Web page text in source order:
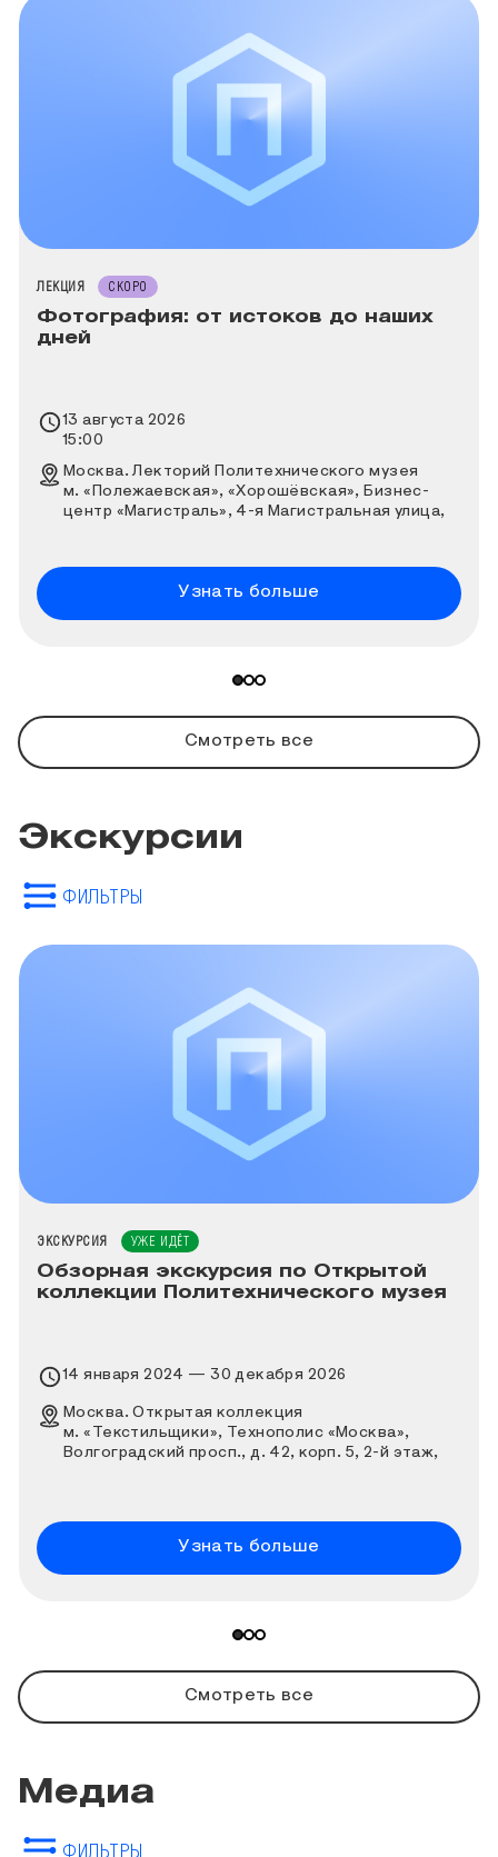
ТИП МЕРОПРИЯТИЯ
ЛЕКЦИЯ
СКОРО
Фотография: от истоков до наших
дней
Время проведения выставки
13 августа 2026
15:00
Место проведения выставки
Москва. Лекторий Политехнического музея
м. «Полежаевская», «Хорошёвская», Бизнес-
центр «Магистраль», 4-я Магистральная улица,
Узнать больше
Смотреть все
Экскурсии
ФИЛЬТРЫ
ТИП МЕРОПРИЯТИЯ
ЭКСКУРСИЯ
УЖЕ ИДЁТ
Обзорная экскурсия по Открытой
коллекции Политехнического музея
Время проведения выставки
14 января 2024 — 30 декабря 2026
Место проведения выставки
Москва. Открытая коллекция
м. «Текстильщики», Технополис «Москва»,
Волгоградский просп., д. 42, корп. 5, 2-й этаж,
Узнать больше
Смотреть все
Медиа
ФИЛЬТРЫ